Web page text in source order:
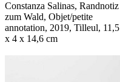
Constanza Salinas, Randnotiz
zum Wald, Objet/petite
annotation, 2019, Tilleul, 11,5
x 4 x 14,6 cm